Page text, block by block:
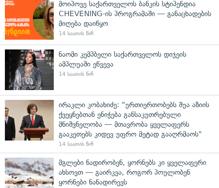
მოიპოვე საქართველოს ბანკის სტიპენდია
CHEVENING-ის პროგრამაში — განაცხადების
მიღება დაიწყო
14 საათის წინ
ნაომი კემპბელი საქართველოს დიჯეის
ამპლუაში ეწვევა
14 საათის წინ
ირაკლი კობახიძე: "ურთიერთობებს შუა აზიის
ქვეყნებთან ენიჭება განსაკუთრებული
მნიშვნელობა — მთავრობა ყველაფერს
გააკეთებს კიდევ უფრო მეტად გააღრმაოს"
14 საათის წინ
მგლები ნადირობენ, ყორნებს კი ყველაფერი
ახსოვთ — გაირკვა, როგორ პოულობენ
ყორნები ნანადირევს